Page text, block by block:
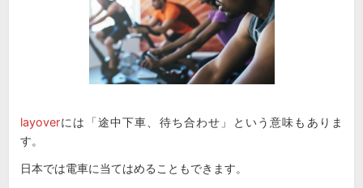
layoverには「途中下車、待ち合わせ」という意味もありま
す。
日本では電車に当てはめることもできます。